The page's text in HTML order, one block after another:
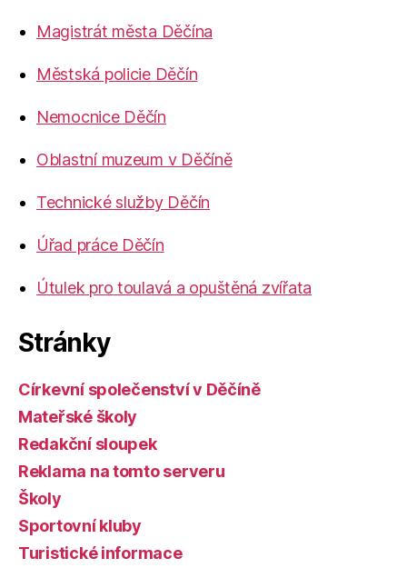
Magistrát města Děčína
Městská policie Děčín
Nemocnice Děčín
Oblastní muzeum v Děčíně
Technické služby Děčín
Úřad práce Děčín
Útulek pro toulavá a opuštěná zvířata
Stránky
Církevní společenství v Děčíně
Mateřské školy
Redakční sloupek
Reklama na tomto serveru
Školy
Sportovní kluby
Turistické informace